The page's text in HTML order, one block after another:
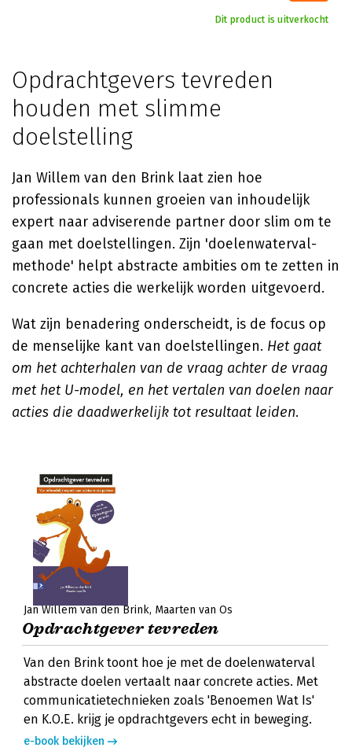
Dit product is uitverkocht
Opdrachtgevers tevreden
houden met slimme
doelstelling
Jan Willem van den Brink laat zien hoe
professionals kunnen groeien van inhoudelijk
expert naar adviserende partner door slim om te
gaan met doelstellingen. Zijn 'doelenwaterval-
methode' helpt abstracte ambities om te zetten in
concrete acties die werkelijk worden uitgevoerd.
Wat zijn benadering onderscheidt, is de focus op
de menselijke kant van doelstellingen. Het gaat
om het achterhalen van de vraag achter de vraag
met het U-model, en het vertalen van doelen naar
acties die daadwerkelijk tot resultaat leiden.
Jan Willem van den Brink Maarten van Os
Opdrachtgever tevreden
Van den Brink toont hoe je met de doelenwaterval
abstracte doelen vertaalt naar concrete acties. Met
communicatietechnieken zoals 'Benoemen Wat Is'
en K.O.E. krijg je opdrachtgevers echt in beweging.
e-book bekijken